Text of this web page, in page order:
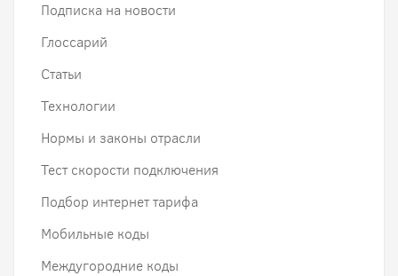
Подписка на новости
Глоссарий
Статьи
Технологии
Нормы и законы отрасли
Тест скорости подключения
Подбор интернет тарифа
Мобильные коды
Междугородние коды